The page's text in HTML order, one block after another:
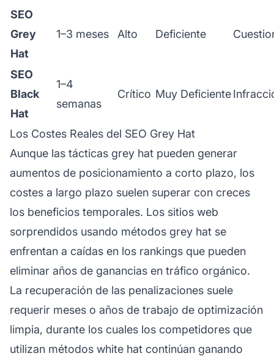
SEO
Grey
Hat
1–3 meses Alto Deficiente
SEO
Black
Hat
1–4
semanas
Crítico Muy Deficiente
Los Costes Reales del SEO Grey Hat
Aunque las tácticas grey hat pueden generar
aumentos de posicionamiento a corto plazo, los
costes a largo plazo suelen superar con creces
los beneficios temporales. Los sitios web
sorprendidos usando métodos grey hat se
enfrentan a caídas en los rankings que pueden
eliminar años de ganancias en tráfico orgánico.
La recuperación de las penalizaciones suele
requerir meses o años de trabajo de optimización
limpia, durante los cuales los competidores que
utilizan métodos white hat continúan ganando